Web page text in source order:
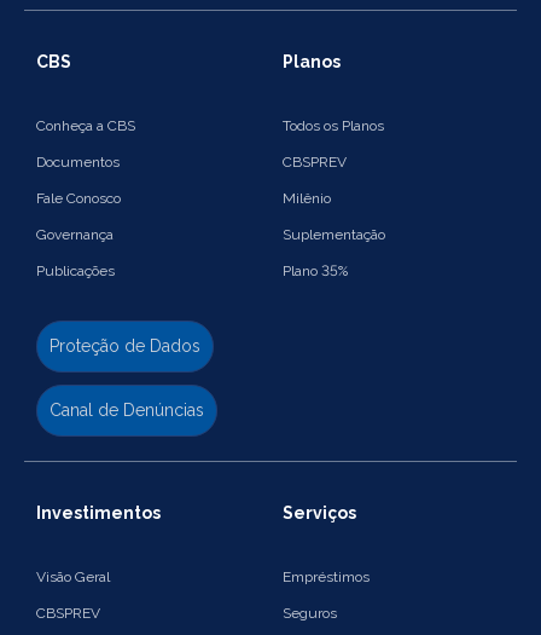
CBS
Conheça a CBS
Documentos
Fale Conosco
Governança
Publicações
Proteção de Dados
Canal de Denúncias
Planos
Todos os Planos
CBSPREV
Milênio
Suplementação
Plano 35%
Investimentos
Visão Geral
CBSPREV
Serviços
Empréstimos
Seguros